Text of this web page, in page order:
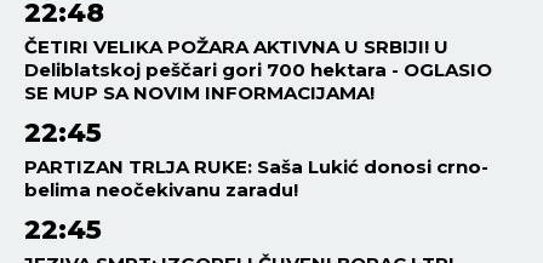
22:48
ČETIRI VELIKA POŽARA AKTIVNA U SRBIJI! U
Deliblatskoj peščari gori 700 hektara - OGLASIO
SE MUP SA NOVIM INFORMACIJAMA!
22:45
PARTIZAN TRLJA RUKE: Saša Lukić donosi crno-
belima neočekivanu zaradu!
22:45